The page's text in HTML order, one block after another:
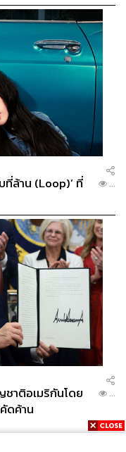
ที่ล้าน (Loop)’ ที่
...
าติอเมริกันโดย
ดค้าน
...